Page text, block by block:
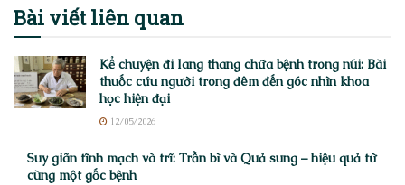
Bài viếtliên quan
Kể chuyện đi lang thang chữa bệnh trong núi: Bài
thuốc cứu người trong đêm đến góc nhìn khoa
học hiện đại
12/05/2026
Suy giãn tĩnh mạch và trĩ: Trần bì và Quả sung – hiệu quả từ
cùng một gốc bệnh